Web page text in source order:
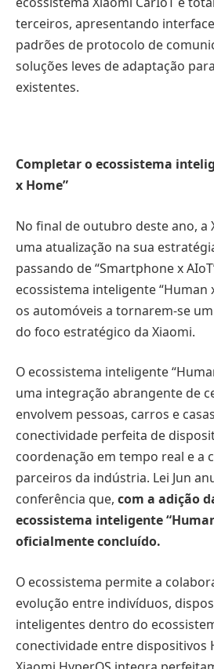
terceiros, apresentando
padrões de protocolo de
soluções leves de adaptação
existentes.
Completar o ecossistema
x Home”
No final de outubro deste ano, a
uma atualização na sua
passando de “Smartphone x
ecossistema inteligente “Human
os automóveis a tornarem-se
do foco estratégico da Xiaomi.
O ecossistema inteligente
uma integração abrangente de
envolvem pessoas, carros e
conectividade perfeita de
coordenação em tempo real e a
parceiros da indústria. Lei Jun
conferência que, com a adição
ecossistema inteligente
oficialmente concluído.
O ecossistema permite a
evolução entre indivíduos,
inteligentes dentro do
conectividade entre dispositivos